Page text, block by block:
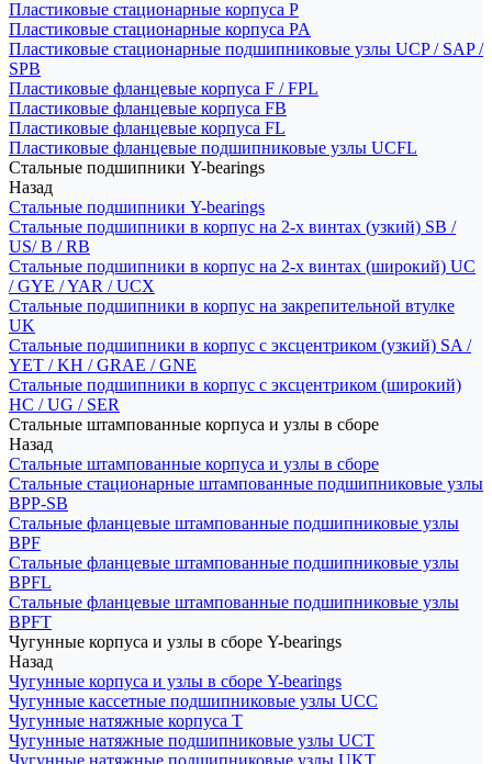
Пластиковые стационарные корпуса P
Пластиковые стационарные корпуса PA
Пластиковые стационарные подшипниковые узлы UCP / SAP /
SPB
Пластиковые фланцевые корпуса F / FPL
Пластиковые фланцевые корпуса FB
Пластиковые фланцевые корпуса FL
Пластиковые фланцевые подшипниковые узлы UCFL
Стальные подшипники Y-bearings
Назад
Стальные подшипники Y-bearings
Стальные подшипники в корпус на 2-х винтах (узкий) SB /
US/ B / RB
Стальные подшипники в корпус на 2-х винтах (широкий) UC
/ GYE / YAR / UCX
Стальные подшипники в корпус на закрепительной втулке
UK
Стальные подшипники в корпус с эксцентриком (узкий) SA /
YET / KH / GRAE / GNE
Стальные подшипники в корпус с эксцентриком (широкий)
HC / UG / SER
Стальные штампованные корпуса и узлы в сборе
Назад
Стальные штампованные корпуса и узлы в сборе
Стальные стационарные штампованные подшипниковые узлы
BPP-SB
Стальные фланцевые штампованные подшипниковые узлы
BPF
Стальные фланцевые штампованные подшипниковые узлы
BPFL
Стальные фланцевые штампованные подшипниковые узлы
BPFT
Чугунные корпуса и узлы в сборе Y-bearings
Назад
Чугунные корпуса и узлы в сборе Y-bearings
Чугунные кассетные подшипниковые узлы UCC
Чугунные натяжные корпуса T
Чугунные натяжные подшипниковые узлы UCT
Чугунные натяжные подшипниковые узлы UKT